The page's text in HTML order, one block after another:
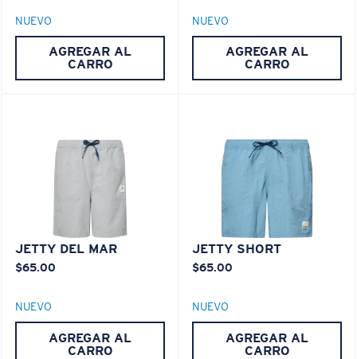
NUEVO
AGREGAR AL
CARRO
NUEVO
AGREGAR AL
CARRO
JETTY DEL MAR
$65.00
NUEVO
AGREGAR AL
CARRO
JETTY SHORT
$65.00
NUEVO
AGREGAR AL
CARRO